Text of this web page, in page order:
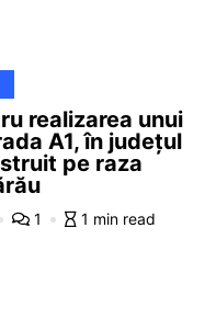
realizarea unui
A1, în județul
pe raza
1 1 min read